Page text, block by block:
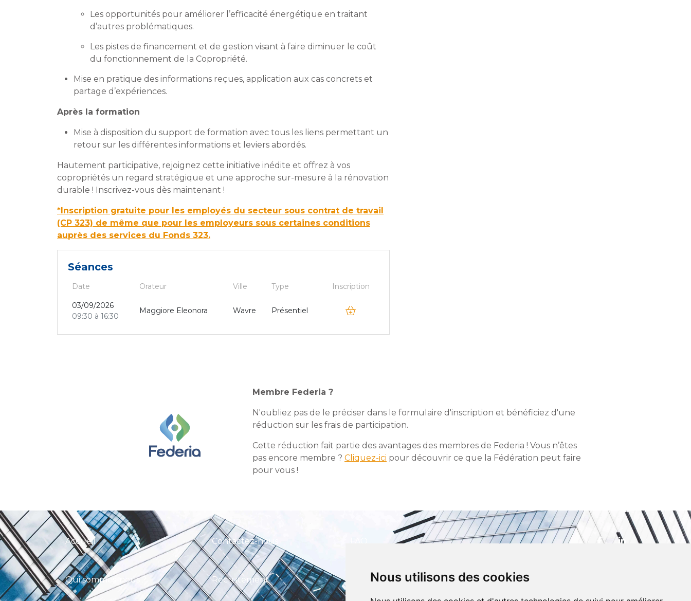
Nous utilisons des cookies
Les opportunités pour améliorer l’efficacité énergétique en traitant
d’autres problématiques.
Les pistes de financement et de gestion visant à faire diminuer le coût
du fonctionnement de la Copropriété.
Mise en pratique des informations reçues, application aux cas concrets et
partage d’expériences.
Après la formation
Mise à disposition du support de formation avec tous les liens permettant un
retour sur les différentes informations et leviers abordés.
Hautement participative, rejoignez cette initiative inédite et offrez à vos
copropriétés un regard stratégique et une approche sur-mesure à la rénovation
durable ! Inscrivez-vous dès maintenant !
*Inscription gratuite pour les employés du secteur sous contrat de travail
(CP 323) de même que pour les employeurs sous certaines conditions
auprès des services du Fonds 323.
Séances
Date Orateur Ville Type Inscription
03/09/2026
09:30 à 16:30
Maggiore Eleonora Wavre Présentiel
Membre Federia ?
N'oubliez pas de le préciser dans le formulaire d'inscription et bénéficiez d'une
réduction sur les frais de participation.
Cette réduction fait partie des avantages des membres de Federia ! Vous n’êtes
pas encore membre ? Cliquez-ici pour découvrir ce que la Fédération peut faire
pour vous !
Accueil
Qui sommes-nous ?
Contactez-nous
Recrutement
CEFIM ASBL